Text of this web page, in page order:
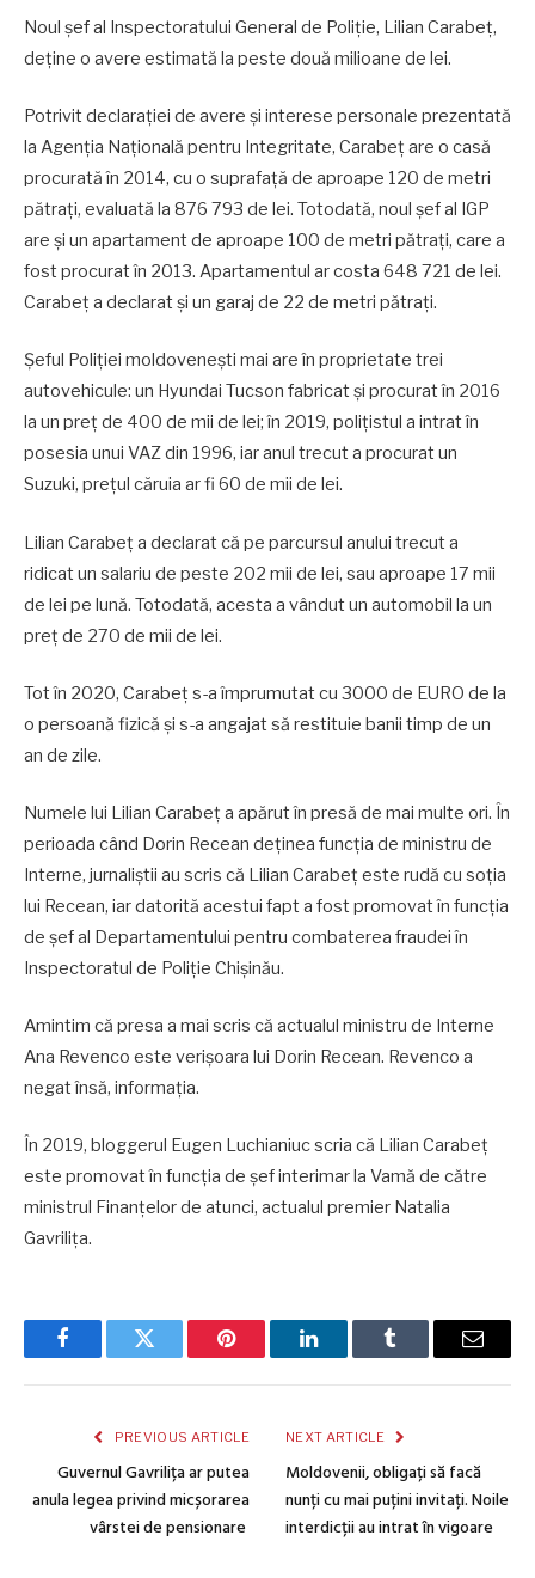
Noul șef al Inspectoratului General de Poliție, Lilian Carabeț,
deține o avere estimată la peste două milioane de lei.
Potrivit declarației de avere și interese personale prezentată
la Agenția Națională pentru Integritate, Carabeț are o casă
procurată în 2014, cu o suprafață de aproape 120 de metri
pătrați, evaluată la 876 793 de lei. Totodată, noul șef al IGP
are și un apartament de aproape 100 de metri pătrați, care a
fost procurat în 2013. Apartamentul ar costa 648 721 de lei.
Carabeț a declarat și un garaj de 22 de metri pătrați.
Șeful Poliției moldovenești mai are în proprietate trei
autovehicule: un Hyundai Tucson fabricat și procurat în 2016
la un preț de 400 de mii de lei; în 2019, polițistul a intrat în
posesia unui VAZ din 1996, iar anul trecut a procurat un
Suzuki, prețul căruia ar fi 60 de mii de lei.
Lilian Carabeț a declarat că pe parcursul anului trecut a
ridicat un salariu de peste 202 mii de lei, sau aproape 17 mii
de lei pe lună. Totodată, acesta a vândut un automobil la un
preț de 270 de mii de lei.
Tot în 2020, Carabeț s-a împrumutat cu 3000 de EURO de la
o persoană fizică și s-a angajat să restituie banii timp de un
an de zile.
Numele lui Lilian Carabeț a apărut în presă de mai multe ori. În
perioada când Dorin Recean deținea funcția de ministru de
Interne, jurnaliștii au scris că Lilian Carabeţ este rudă cu soția
lui Recean, iar datorită acestui fapt a fost promovat în funcția
de șef al Departamentului pentru combaterea fraudei în
Inspectoratul de Poliție Chișinău.
Amintim că presa a mai scris că actualul ministru de Interne
Ana Revenco este verișoara lui Dorin Recean. Revenco a
negat însă, informația.
În 2019, bloggerul Eugen Luchianiuc scria că Lilian Carabeț
este promovat în funcția de șef interimar la Vamă de către
ministrul Finanțelor de atunci, actualul premier Natalia
Gavrilița.
FacebookTwitter Pinterest LinkedInTumblr Email
PREVIOUS ARTICLE
Guvernul Gavrilița ar putea
anula legea privind micșorarea
vârstei de pensionare
NEXT ARTICLE
Moldovenii, obligați să facă
nunți cu mai puțini invitați. Noile
interdicții au intrat în vigoare